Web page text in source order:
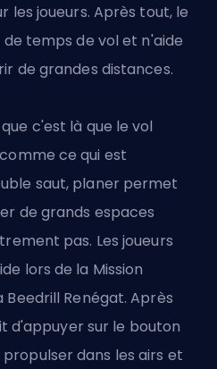
les joueurs. Après tout, le
de temps de vol et n'aide
de grandes distances.
c'est là que le vol
ce qui est
saut, planer permet
de grands espaces
pas. Les joueurs
lors de la Mission
Beedrill Renégat. Après
d'appuyer sur le bouton
dans les airs et